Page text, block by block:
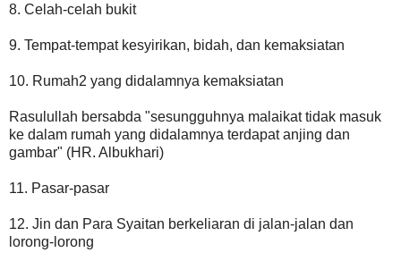
8. Celah-celah bukit
9. Tempat-tempat kesyirikan, bidah, dan kemaksiatan
10. Rumah2 yang didalamnya kemaksiatan
Rasulullah bersabda "sesungguhnya malaikat tidak masuk
ke dalam rumah yang didalamnya terdapat anjing dan
gambar" (HR. Albukhari)
11. Pasar-pasar
12. Jin dan Para Syaitan berkeliaran di jalan-jalan dan
lorong-lorong